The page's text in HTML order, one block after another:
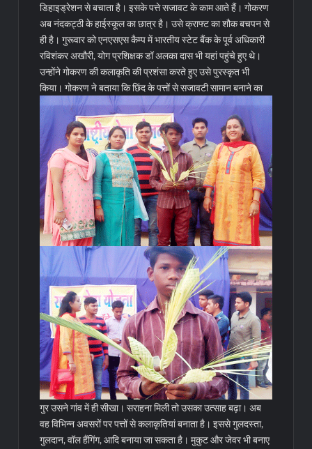
डिहाइड्रेशन से बचाता है। इसके पत्ते सजावट के काम आते हैं। गोकरण
अब नंदकट्ठी के हाईस्कूल का छात्र है। उसे क्राफ्ट का शौक बचपन से
ही है। गुरूवार को एनएसएस कैम्प में भारतीय स्टेट बैंक के पूर्व अधिकारी
रविशंकर अखौरी, योग प्रशिक्षक डॉ अलका दास भी यहां पहुंचे हुए थे।
उन्होंने गोकरण की कलाकृति की प्रशंसा करते हुए उसे पुरस्कृत भी
किया। गोकरण ने बताया कि छिंद के पत्तों से सजावटी सामान बनाने का
गुर उसने गांव में ही सीखा। सराहना मिली तो उसका उत्साह बढ़ा। अब
वह विभिन्न अवसरों पर पत्तों से कलाकृतियां बनाता है। इससे गुलदस्ता,
गुलदान, वॉल हैंगिंग, आदि बनाया जा सकता है। मुकुट और जेवर भी बनाए